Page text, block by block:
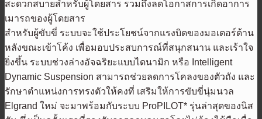
สะดวกสบายสำหรับผู้โดยสาร รวมถึงลดโอกาสการเกิดอาการ
เมารถของผู้โดยสาร
สำหรับผู้ขับขี่ ระบบจะใช้ประโยชน์จากแรงบิดของมอเตอร์ด้าน
หลังขณะเข้าโค้ง เพื่อมอบประสบการณ์ที่สนุกสนาน และเร้าใจ
ยิ่งขึ้น ระบบช่วงล่างอัจฉริยะแบบไดนามิก หรือ Intelligent
Dynamic Suspension สามารถช่วยลดการโคลงของตัวถัง และ
รักษาตำแหน่งการทรงตัวให้คงที่ เสริมให้การขับขี่นุ่มนวล
Elgrand ใหม่ จะมาพร้อมกับระบบ ProPILOT* รุ่นล่าสุดของนิส